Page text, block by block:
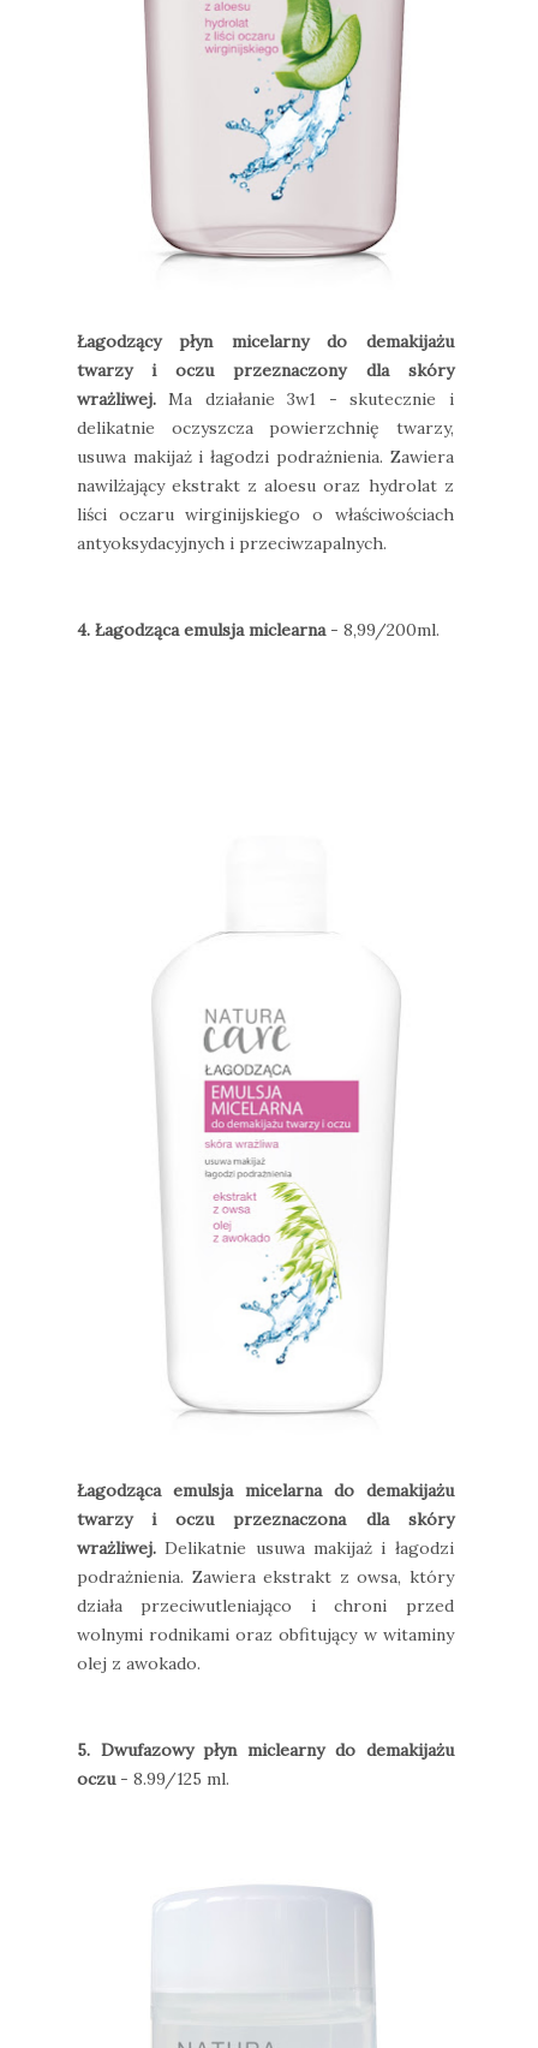
Łagodzący płyn micelarny do demakijażu
twarzy i oczu przeznaczony dla skóry
wrażliwej. Ma działanie 3w1 - skutecznie i
delikatnie oczyszcza powierzchnię twarzy,
usuwa makijaż i łagodzi podrażnienia. Zawiera
nawilżający ekstrakt z aloesu oraz hydrolat z
liści oczaru wirginijskiego o właściwościach
antyoksydacyjnych i przeciwzapalnych.
4. Łagodząca emulsja miclearna - 8,99/200ml.
Łagodząca emulsja micelarna do demakijażu
twarzy i oczu przeznaczona dla skóry
wrażliwej.Delikatnie usuwa makijaż i łagodzi
podrażnienia. Zawiera ekstrakt z owsa, który
działa przeciwutleniająco i chroni przed
wolnymi rodnikami oraz obfitujący w witaminy
olej z awokado.
5. Dwufazowy płyn miclearny do demakijażu
oczu- 8.99/125 ml.